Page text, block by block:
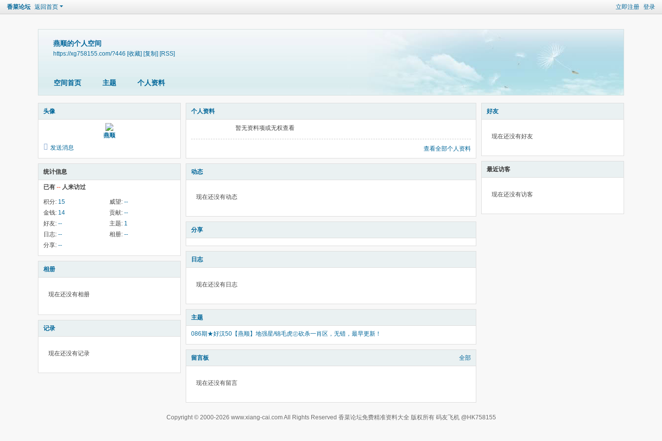
立即注册 登录
香菜论坛 返回首页
燕顺的个人空间
https://xg758155.com/?446 [收藏] [复制] [RSS]
空间首页 主题 个人资料
头像
燕顺
发送消息
统计信息
已有 -- 人来访过
积分: 15 威望: --
金钱: 14 贡献: --
好友: -- 主题: 1
日志: -- 相册: --
分享: --
相册
现在还没有相册
记录
现在还没有记录
个人资料
暂无资料项或无权查看
查看全部个人资料
动态
现在还没有动态
分享
日志
现在还没有日志
主题
086期★好汉50【燕顺】地强星/锦毛虎㊣砍杀一肖区，无错，最早更新！
留言板 全部
现在还没有留言
好友
现在还没有好友
最近访客
现在还没有访客
Copyright © 2000-2026 www.xiang-cai.com All Rights Reserved 香菜论坛免费精准资料大全 版权所有 码友飞机 @HK758155